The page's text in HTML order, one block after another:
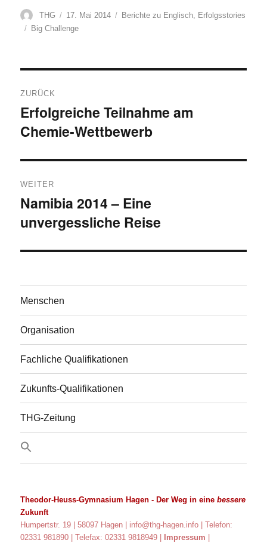
Autor
THG
Veröffentlicht
am
17. Mai 2014 Kategorien
Berichte zu Englisch, Erfolgsstories
Schlagwörter
Big Challenge
ZURÜCK
Vorheriger
Beitrag:
Erfolgreiche Teilnahme am
Chemie-Wettbewerb
WEITER
Nächster
Beitrag:
Namibia 2014 – Eine
unvergessliche Reise
Menschen
Organisation
Fachliche Qualifikationen
Zukunfts-Qualifikationen
THG-Zeitung
Theodor-Heuss-Gymnasium Hagen - Der Weg in einebessere
Zukunft
Humpertstr. 19 | 58097 Hagen | info@thg-hagen.info
| Telefon:
02331 981890 | Telefax: 02331 9818949 |
Impressum